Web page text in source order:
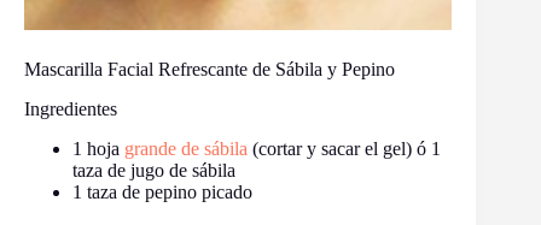
Mascarilla Facial Refrescante de Sábila y Pepino
Ingredientes
1 hoja grande de sábila (cortar y sacar el gel) ó 1
taza de jugo de sábila
1 taza de pepino picado